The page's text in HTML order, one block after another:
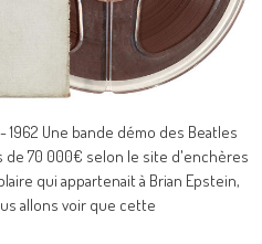
1962 Une bande démo des Beatles
de 70 000€ selon le site d'enchères
qui appartenait à Brian Epstein,
allons voir que cette